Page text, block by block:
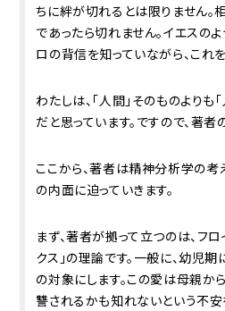
ちに絆が切れるとは限りません。
であったら切れません。イエスの
ロの背信を知っていながら、これ
わたしは、「人間」そのものより
だと思っています。ですので、著
ここから、著者は精神分析学の考
の内面に迫っていきます。
まず、著者が拠って立つのは、フ
クス」の理論です。一般に、幼児
の対象にします。この愛は母親か
讐されるかも知れないという不安